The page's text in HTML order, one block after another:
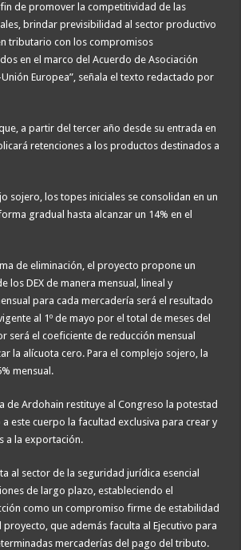
de promover la competitividad de las
brindar previsibilidad al sector productivo
tributario con los compromisos
en el marco del Acuerdo de Asociación
Europea”, señala el texto redactado por
a partir del tercer año desde su entrada en
retenciones a los productos destinados a
sojero, los topes iniciales se consolidan en un
gradual hasta alcanzar un 14% en el
de eliminación, el proyecto propone un
los DEX de manera mensual, lineal y
para cada mercadería será el resultado
al 1º de mayo por el total de meses del
será el coeficiente de reducción mensual
la alícuota cero. Para el complejo sojero, la
mensual.
de Ardohain restituye al Congreso la potestad
este cuerpo la facultad exclusiva para crear y
a la exportación.
al sector de la seguridad jurídica esencial
de largo plazo, estableciendo el
como un compromiso firme de estabilidad
proyecto, que además faculta al Ejecutivo para
mercaderías del pago del tributo.